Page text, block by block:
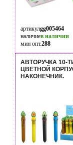
артикулgg005464
наличиев наличии
мин опт.288
АВТОРУЧКА 10-
ЦВЕТНОЙ
НАКОНЕЧНИК.